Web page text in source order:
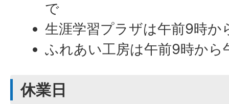
で
生涯学習プラザは午前9時か
ふれあい工房は午前9時から
休業日